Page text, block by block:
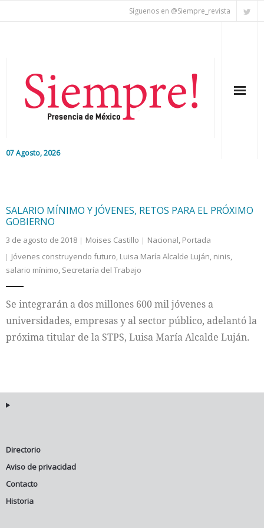
Síguenos en @Siempre_revista
07 Agosto, 2026
Editorial
Colaboradores
Cultura
SALARIO MÍNIMO Y JÓVENES, RETOS PARA EL PRÓXIMO
GOBIERNO
3 de agosto de 2018 Moises Castillo Nacional, Portada
Jóvenes construyendo futuro, Luisa María Alcalde Luján, ninis,
salario mínimo, Secretaría del Trabajo
Se integrarán a dos millones 600 mil jóvenes a
universidades, empresas y al sector público, adelantó la
próxima titular de la STPS, Luisa María Alcalde Luján.
Directorio
Aviso de privacidad
Contacto
Historia